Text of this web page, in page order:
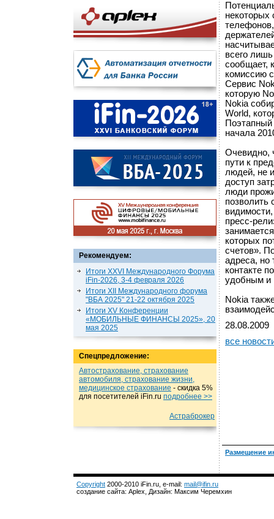
Рекомендуем:
Итоги XXVI Международного Форума
iFin-2026, 3-4 февраля 2026
Итоги XII Международного форума
"ВБА 2025" 21-22 октября 2025
Итоги XV Конференции
«МОБИЛЬНЫЕ ФИНАНСЫ 2025», 20
мая 2025
Спецпредложение:
Автострахование, страхование
автомобиля, страхование жизни,
медицинское страхование - cкидка 5%
для посетителей iFin.ru подробнеe >>
Астраброкер
некоторых
всего
сообщает,
комиссию
Сервис
которую
Nokia
World,
Поэтапный
начала
Очевидно,
пути к
людей, не
доступ
люди
позволить
пресс-
которых
счетов».
адреса, но
контакте
удобным и
Nokia
28.08.2009
все
Размещение
Copyright 2000-2010 iFin.ru, e-mail: mail@ifin.ru
создание сайта: Aplex, Дизайн: Максим Черемхин